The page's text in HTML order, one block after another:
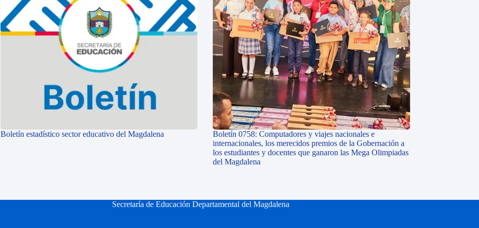
Boletín estadístico sector educativo del Magdalena
Boletín 0758: Computadores y viajes nacionales e
internacionales, los merecidos premios de la Gobernación a
los estudiantes y docentes que ganaron las Mega Olimpiadas
del Magdalena
Secretaría de Educación Departamental del Magdalena